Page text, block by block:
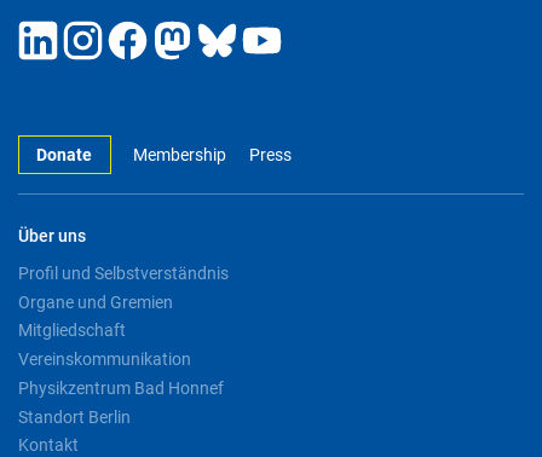
Donate Membership Press
Über uns
Profil und Selbstverständnis
Organe und Gremien
Mitgliedschaft
Vereinskommunikation
Physikzentrum Bad Honnef
Standort Berlin
Kontakt